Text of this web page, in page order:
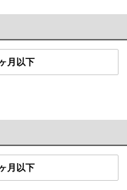
月以下
月以下